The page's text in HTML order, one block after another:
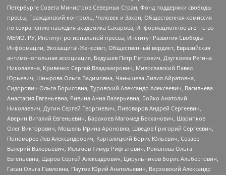
Петербурге Совета Министров Северных Стран, Фонд поддержки свободы
прессы, Гражданский контроль, Человек и Закон, Общественная комиссия
по сохранению наследия академика Сахарова, Информационное агентство
МЕМО. РУ, Институт региональной прессы, Институт Развития Свободы
Информации, Экозащита!-Женсовет, Общественный вердикт, Евразийская
антимонопольная ассоциация, Бедушев Петр Петрович, Дзугкоева Регина
Николаевна, Кривенко Сергей Владимирович, Милославский Павел
Юрьевич, Шнырова Ольга Вадимовна, Чанышева Лилия Айратовна,
Сидорович Ольга Борисовна, Туровский Александр Алексеевич, Васильева
Анастасия Евгеньевна, Ривина Анна Валерьевна, Бойко Анатолий
Николаевич, Дугин Сергей Георгиевич, Пивоваров Андрей Сергеевич,
Аверин Виталий Евгеньевич, Барахоев Магомед Бекханович, Шарипков
Олег Викторович, Мошель Ирина Ароновна, Шведов Григорий Сергеевич,
Пономарев Лев Александрович, Каргалицкий Борис Юльевич, Созаев
Валерий Валерьевич, Исламов Тимур Рифгатович, Романова Ольга
Евгеньевна, Щаров Сергей Алексадрович, Цирульников Борис Альбертович,
Гасан Ольга Павловна, Паутов Юрий Анатольевич, Верховский Александр